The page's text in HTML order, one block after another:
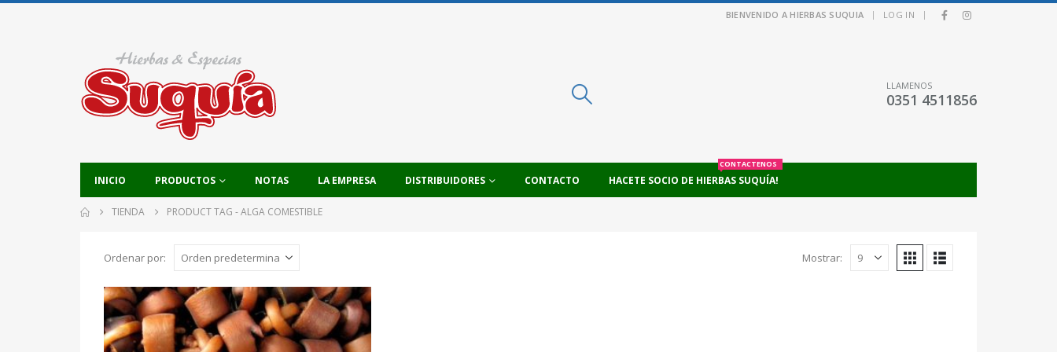
BIENVENIDO A HIERBAS SUQUIA | LOG IN |
LLAMENOS
0351 4511856
INICIO PRODUCTOS NOTAS LA EMPRESA DISTRIBUIDORES CONTACTO HACETE SOCIO DE HIERBAS SUQUÍA!
CONTACTENOS
TIENDA PRODUCT TAG -ALGA COMESTIBLE
Ordenar por: Mostrar: